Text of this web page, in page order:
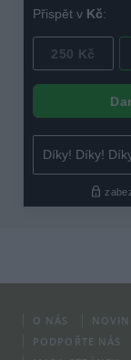
O NÁS
PODPOŘTE NÁS